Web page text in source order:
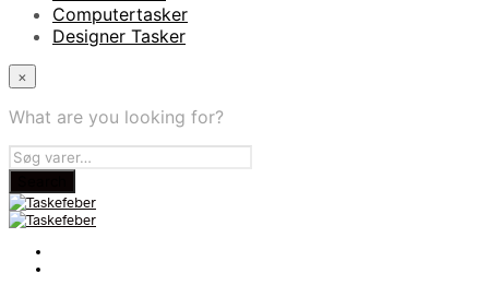
Computertasker
Designer Tasker
×
What are you looking for?